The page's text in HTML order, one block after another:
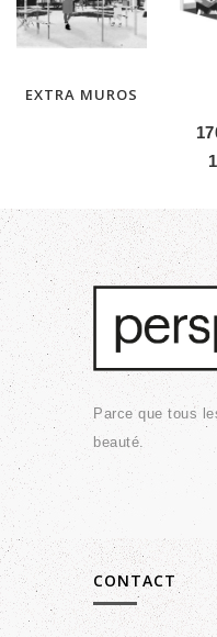
EXTRA MUROS
Parce que tous
beauté.
CONTACT